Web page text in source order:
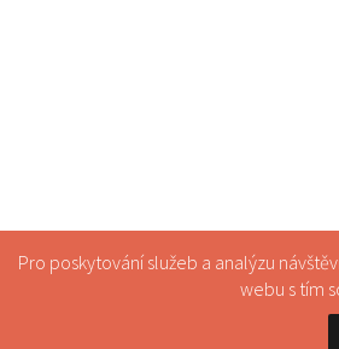
Pro poskytování služeb a analýzu
webu s tím